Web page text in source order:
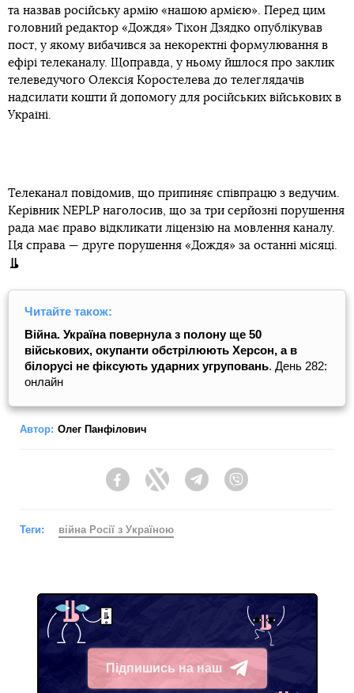
та назвав російську армію «нашою армією». Перед цим
головний редактор «Дождя» Тіхон Дзядко опублікував
пост, у якому вибачився за некоректні формулювання в
ефірі телеканалу. Щоправда, у ньому йшлося про заклик
телеведучого Олексія Коростелева до телеглядачів
надсилати кошти й допомогу для російських військових в
Україні.
Телеканал повідомив, що припиняє співпрацю з ведучим.
Керівник NEPLP наголосив, що за три серйозні порушення
рада має право відкликати ліцензію на мовлення каналу.
Ця справа — друге порушення «Дождя» за останні місяці.
Читайте також:
Війна. Україна повернула з полону ще 50
військових, окупанти обстрілюють Херсон, а в
білорусі не фіксують ударних угруповань. День 282:
онлайн
Автор: Олег Панфілович
FacebookTwitter Telegram
Теги: війна Росії з Україною
Підпишись на наш
Telegram